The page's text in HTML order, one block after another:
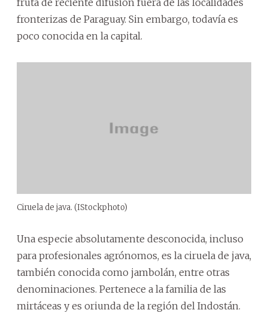
fronterizas de Paraguay. Sin embargo, todavía es
poco conocida en la capital.
Ciruela de java. (IStockphoto)
Una especie absolutamente desconocida, incluso
para profesionales agrónomos, es la ciruela de java,
también conocida como jambolán, entre otras
denominaciones. Pertenece a la familia de las
mirtáceas y es oriunda de la región del Indostán.